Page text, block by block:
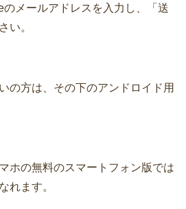
メールアドレスを入力し、「送
い。
の方は、その下のアンドロイド用
ホの無料のスマートフォン版では
れます。